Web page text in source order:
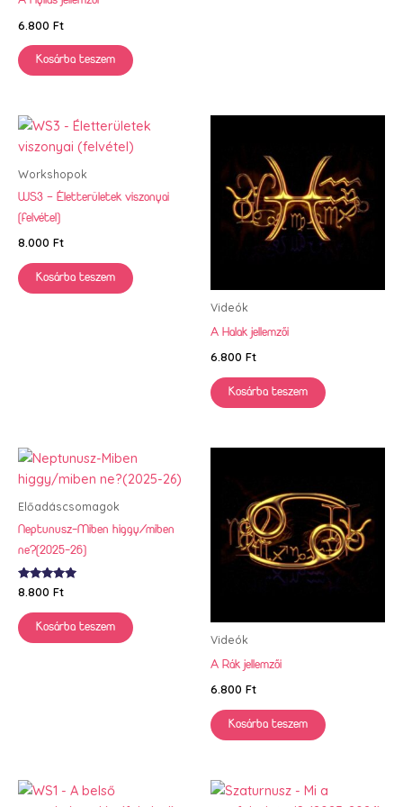
6.800 Ft
Kosárba teszem
Workshopok
WS3 – Életterületek viszonyai
(felvétel)
8.000 Ft
Kosárba teszem
Videók
A Halak jellemzői
6.800 Ft
Kosárba teszem
Előadáscsomagok
Neptunusz-Miben higgy/miben
ne?(2025-26)
Értékelés:
5.00
/ 5
8.800 Ft
Kosárba teszem
Videók
A Rák jellemzői
6.800 Ft
Kosárba teszem